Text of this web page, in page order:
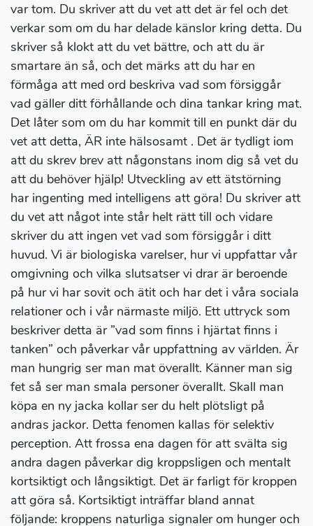
var tom. Du skriver att du vet att det är fel och det
verkar som om du har delade känslor kring detta. Du
skriver så klokt att du vet bättre, och att du är
smartare än så, och det märks att du har en
förmåga att med ord beskriva vad som försiggår
vad gäller ditt förhållande och dina tankar kring mat.
Det låter som om du har kommit till en punkt där du
vet att detta, ÄR inte hälsosamt . Det är tydligt iom
att du skrev brev att någonstans inom dig så vet du
att du behöver hjälp! Utveckling av ett ätstörning
har ingenting med intelligens att göra! Du skriver att
du vet att något inte står helt rätt till och vidare
skriver du att ingen vet vad som försiggår i ditt
huvud. Vi är biologiska varelser, hur vi uppfattar vår
omgivning och vilka slutsatser vi drar är beroende
på hur vi har sovit och ätit och har det i våra sociala
relationer och i vår närmaste miljö. Ett uttryck som
beskriver detta är ”vad som finns i hjärtat finns i
tanken” och påverkar vår uppfattning av världen. Är
man hungrig ser man mat överallt. Känner man sig
fet så ser man smala personer överallt. Skall man
köpa en ny jacka kollar ser du helt plötsligt på
andras jackor. Detta fenomen kallas för selektiv
perception. Att frossa ena dagen för att svälta sig
andra dagen påverkar dig kroppsligen och mentalt
kortsiktigt och långsiktigt. Det är farligt för kroppen
att göra så. Kortsiktigt inträffar bland annat
följande: kroppens naturliga signaler om hunger och